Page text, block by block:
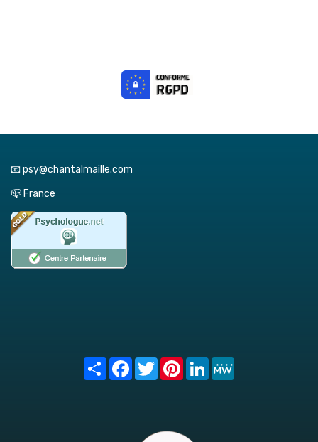
📧 psy@chantalmaille.com
📪 France
Share FacebookTwitterPinterest
LinkedIn